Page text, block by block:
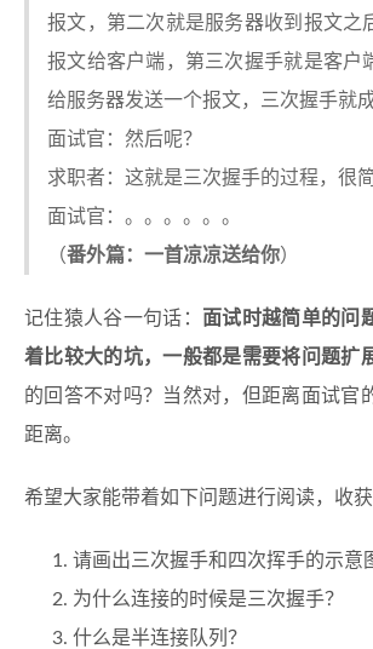
报文，第二次就是服务器收到报文之
报文给客户端，第三次握手就是客户
给服务器发送一个报文，三次握手就成
面试官：然后呢？
求职者：这就是三次握手的过程，很简
面试官：。。。。。。
（番外篇：一首凉凉送给你）
记住猿人谷一句话： 面试时越简单的问
着比较大的坑，一般都是需要将问题扩
的回答不对吗？当然对，但距离面试官
距离。
希望大家能带着如下问题进行阅读，收获
请画出三次握手和四次挥手的示意
为什么连接的时候是三次握手？
什么是半连接队列？